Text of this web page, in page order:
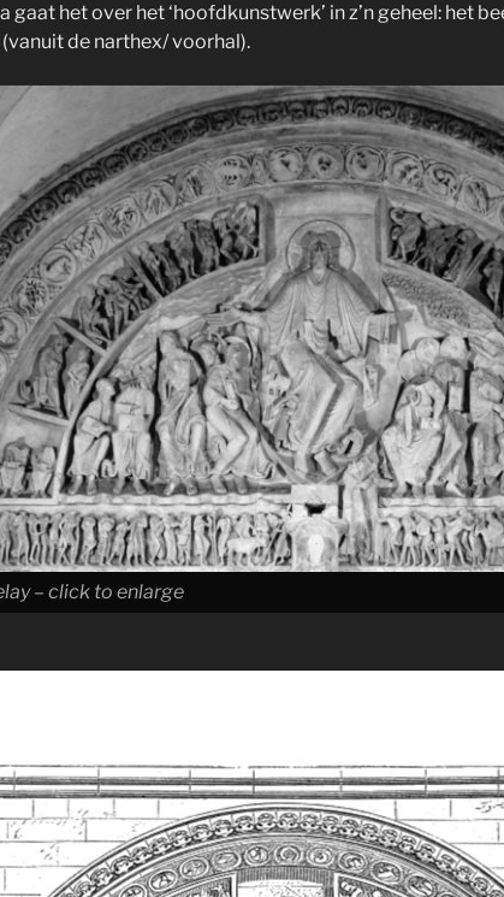
gaat het over het ‘hoofdkunstwerk’ in z’n geheel: het
de narthex/ voorhal).
– click to enlarge